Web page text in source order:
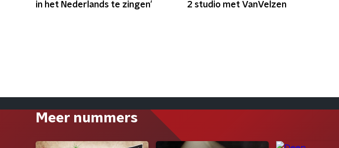
in het Nederlands te zingen’
2 studio met VanVelzen
Meer nummers